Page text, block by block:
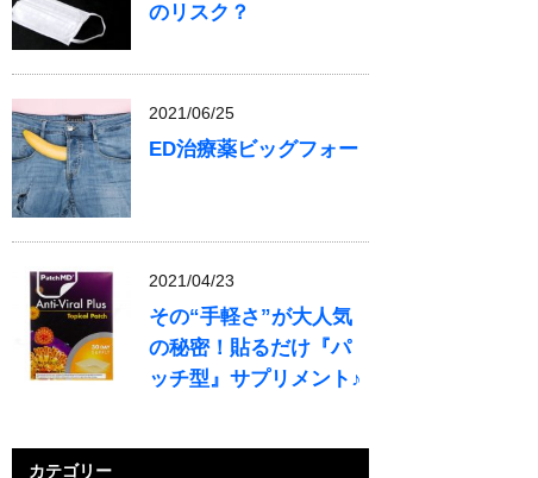
のリスク？
2021/06/25
ED治療薬ビッグフォー
2021/04/23
その“手軽さ”が大人気
の秘密！貼るだけ『パ
ッチ型』サプリメント♪
カテゴリー